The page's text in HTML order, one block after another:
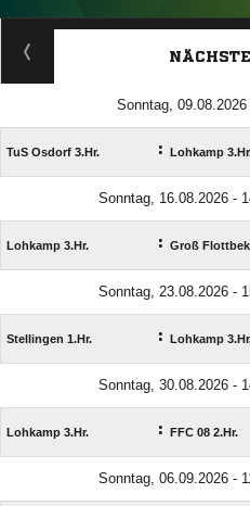
Sonntag,
TuS Osdorf 3.Hr. : Lohkamp
Sonntag, 16.08.2026 -
Lohkamp 3.Hr. : Groß Flottbek
Sonntag, 23.08.2026 -
Stellingen 1.Hr. : Lohkamp
Sonntag, 30.08.2026 -
Lohkamp 3.Hr. : FFC 08 2.Hr.
Sonntag, 06.09.2026 -